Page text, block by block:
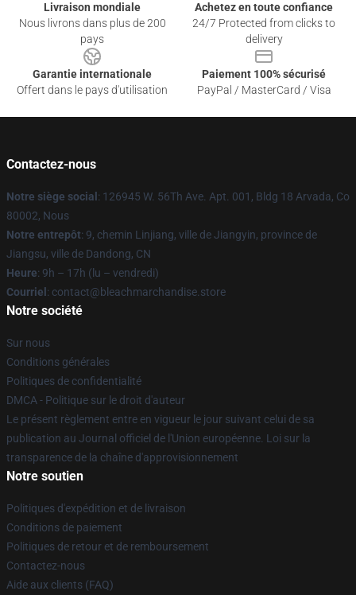
Livraison mondiale
Nous livrons dans plus de 200
pays
Achetez en toute confiance
24/7 Protected from clicks to
delivery
Garantie internationale
Offert dans le pays d'utilisation
Paiement 100% sécurisé
PayPal / MasterCard / Visa
Contactez-nous
Notre siège social : 126945 W. 56Th Ave. Apt. 001, Bldg 18 Arvada, Co
80002, Nous
Notre entrepôt: 9, chemin Linjiang, ville de Jiangyin, province de
Jiangsu, ville de Dandong, CN
Heure: 9h – 17h (lu – vendredi)
Courriel : contact@bleachmarchandise.store
Notre société
Sur nous
Conditions générales
Politiques de confidentialité
DMCA - Politique sur le droit d'auteur
Le présent règlement entre en vigueur le jour suivant celui de sa
publication au Journal officiel de l'Union européenne. Loi sur la
transparence de la chaîne d'approvisionnement
Notre soutien
Politiques d'expédition et de livraison
Conditions de paiement
Politiques de retour et de remboursement
Contactez-nous
Aide aux clients (FAQ)